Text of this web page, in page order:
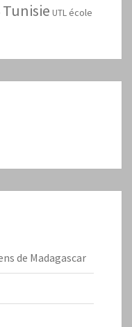
Tunisie UTLécole
de Madagascar